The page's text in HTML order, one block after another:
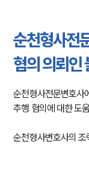
순천형사전
혐의 의뢰인
순천형사전문변호사
추행 혐의에 대한 도
순천형사변호사의 조